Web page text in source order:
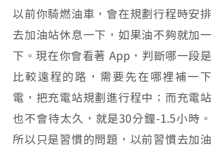
以前你騎燃油車，會在規劃行程時安排
去加油站休息一下，如果油不夠就加一
下。現在你會看著 App，判斷哪一段是
比較遠程的路，需要先在哪裡補一下
電，把充電站規劃進行程中；而充電站
也不會待太久，就是30分鐘-1.5小時。
所以只是習慣的問題，以前習慣去加油